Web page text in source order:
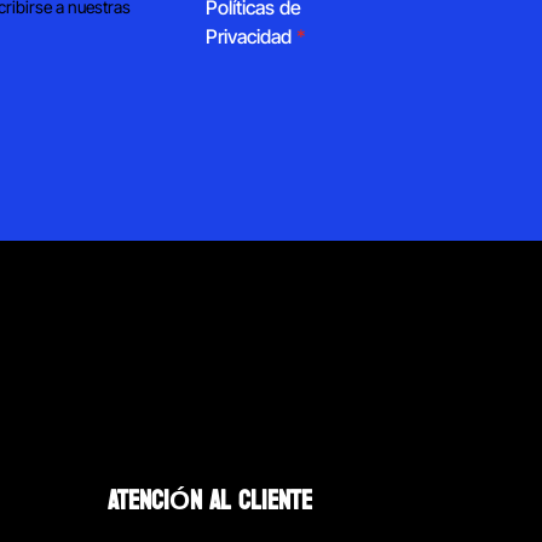
a nuestras
Políticas de
Privacidad *
ATENCIÓN AL CLIENTE